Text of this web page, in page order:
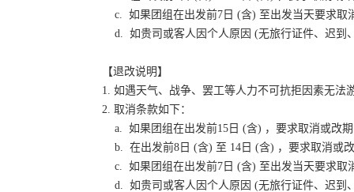
c. 如果团组在出发前7日 (含) 至出发当天要求取
d. 如贵司或客人因个人原因 (无旅行证件、迟到
【退改说明】
1. 如遇天气、战争、罢工等人力不可抗拒因素无
2. 取消条款如下：
a. 如果团组在出发前15日 (含) ，要求取消或改
b. 在出发前8日 (含) 至 14日 (含) ，要求取消或
c. 如果团组在出发前7日 (含) 至出发当天要求取
d. 如贵司或客人因个人原因 (无旅行证件、迟到